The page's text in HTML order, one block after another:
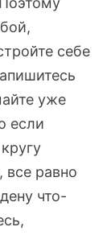
себе
уже
если
равно
что-